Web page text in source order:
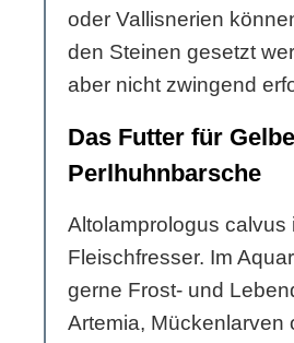
oder Vallisnerien
den Steinen gesetzt
aber nicht zwingend
Das Futter für Gelbe
Perlhuhnbarsche
Altolamprologus calvus
Fleischfresser. Im
gerne Frost- und
Artemia, Mückenlarven